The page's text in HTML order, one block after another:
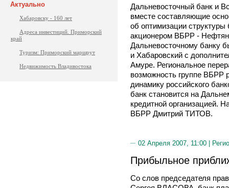
Актуально
Хабаровску - 160 лет
Адреса инвестиций. Приморский
край
Туризм: Приморский маршрут
Недвижимость Владивостока
Дальневосточный банк и
вместе составляющие
об оптимизации
акционером ВБРР -
Дальневосточному банку
и Хабаровский с
Амуре. Региональное
возможность группе
динамику российского
банк становится на
кредитной организацией.
ВБРР Дмитрий ТИТОВ.
02 Апреля 2007, 11:00 |
Прибыльное
Со слов председателя